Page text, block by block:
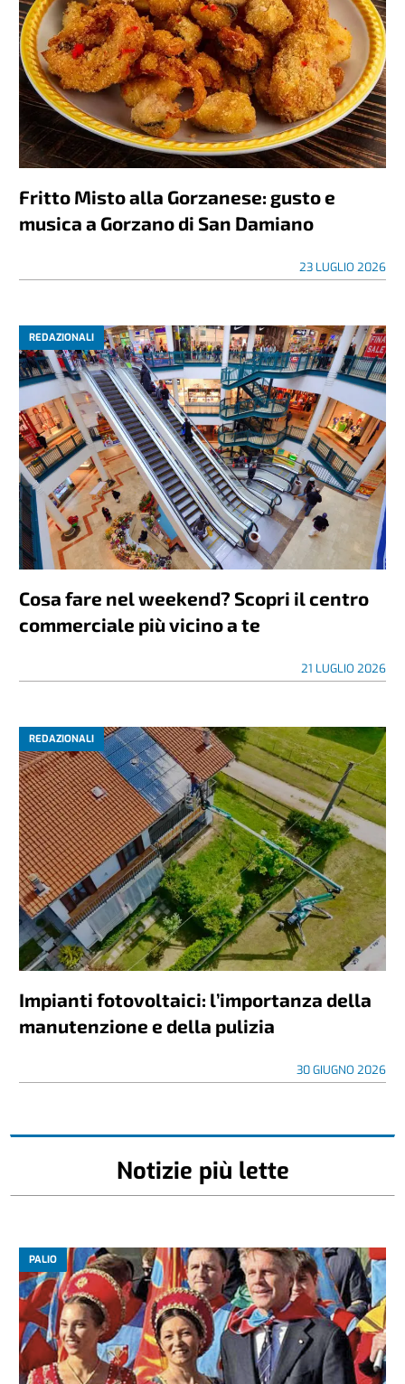
Fritto Misto alla Gorzanese: gusto e
musica a Gorzano di San Damiano
23 LUGLIO 2026
REDAZIONALI
Cosa fare nel weekend? Scopri il centro
commerciale più vicino a te
21 LUGLIO 2026
REDAZIONALI
Impianti fotovoltaici: l’importanza della
manutenzione e della pulizia
30 GIUGNO 2026
Notizie più lette
PALIO